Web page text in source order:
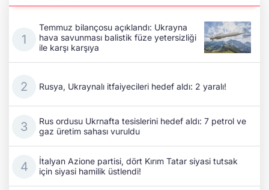
Temmuz bilançosu açıklandı: Ukrayna
hava savunması balistik füze yetersizliği
ile karşı karşıya
Rusya, Ukraynalı itfaiyecileri hedef aldı: 2 yaralı!
Rus ordusu Ukrnafta tesislerini hedef aldı: 7 petrol ve
gaz üretim sahası vuruldu
İtalyan Azione partisi, dört Kırım Tatar siyasi tutsak
için siyasi hamilik üstlendi!